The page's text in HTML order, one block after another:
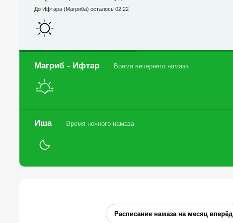
До Ифтара (Магриба) осталось 02:22
Магриб - Ифтар Время вечернего намаза
Иша Время ночного намаза
Расписание намаза на месяц вперёд